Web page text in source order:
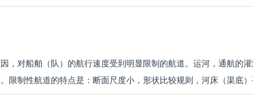
，对船舶（队）的航行速度受到明显限制的航道。运河，通航的
限制性航道的特点是：断面尺度小，形状比较规则，河床（渠底）